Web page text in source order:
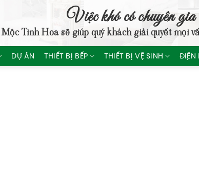
Việc khó có chuyên gia
Mộc Tinh Hoasẽ giúp quý khách giải quyết mọi
DỰ ÁN THIẾT BỊ BẾP THIẾT BỊ VỆ SINH ĐIỆN